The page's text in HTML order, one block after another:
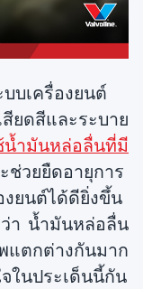
บเครื่องยนต์
ดสีและระบาย
น้ำมันหล่อลื่นที่มี
ช่วยยืดอายุการ
งยนต์ได้ดียิ่งขึ้น
า น้ำมันหล่อลื่น
แตกต่างกันมาก
ในประเด็นนี้กัน